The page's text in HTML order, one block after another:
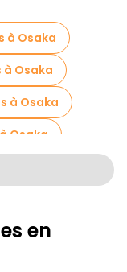
à Osaka
Osaka
à Osaka
Osaka
en